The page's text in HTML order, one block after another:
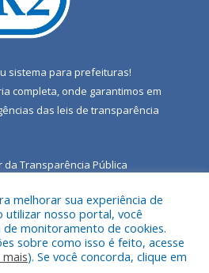
sistema para prefeituras!
completa, onde garantimos em
das leis de transparência
da Transparência Pública
a Câmara Municipal de Porto de
Moz.
melhorar sua experiência de
utilizar nosso portal, você
monitoramento de cookies.
sobre como isso é feito, acesse
mais). Se você concorda, clique em